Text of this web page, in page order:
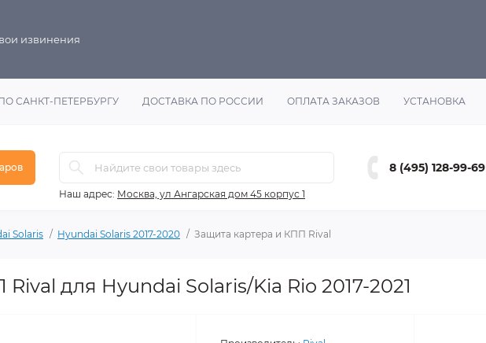
извинения
САНКТ-ПЕТЕРБУРГУ ДОСТАВКА ПО РОССИИ ОПЛАТА ЗАКАЗОВ УСТАНОВКА
Наш адрес: Москва, ул Ангарская дом 45 корпус 1
8 (495) 128-99-69
Solaris Hyundai Solaris 2017-2020 Защита картера и КПП Rival
для Hyundai Solaris/Kia Rio 2017-2021